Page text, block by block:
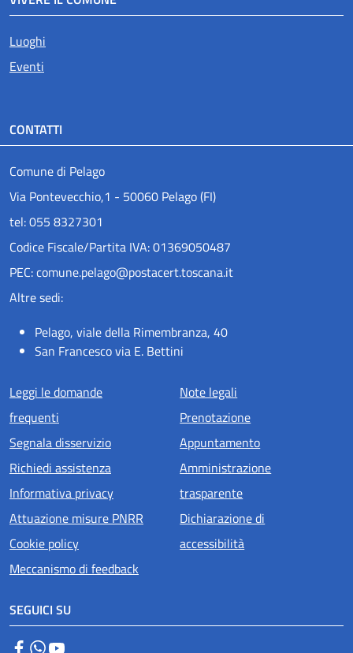
Luoghi
Eventi
CONTATTI
Comune di Pelago
Via Pontevecchio,1 - 50060 Pelago (FI)
tel: 055 8327301
Codice Fiscale/Partita IVA: 01369050487
PEC: comune.pelago@postacert.toscana.it
Altre sedi:
Pelago, viale della Rimembranza, 40
San Francesco via E. Bettini
Menu piè di pagina
Leggi le domande
frequenti
Segnala disservizio
Richiedi assistenza
Informativa privacy
Attuazione misure PNRR
Cookie policy
Meccanismo di feedback
Note legali
Prenotazione
Appuntamento
Amministrazione
trasparente
Dichiarazione di
accessibilità
SEGUICI SU
FacebookWhatsApp